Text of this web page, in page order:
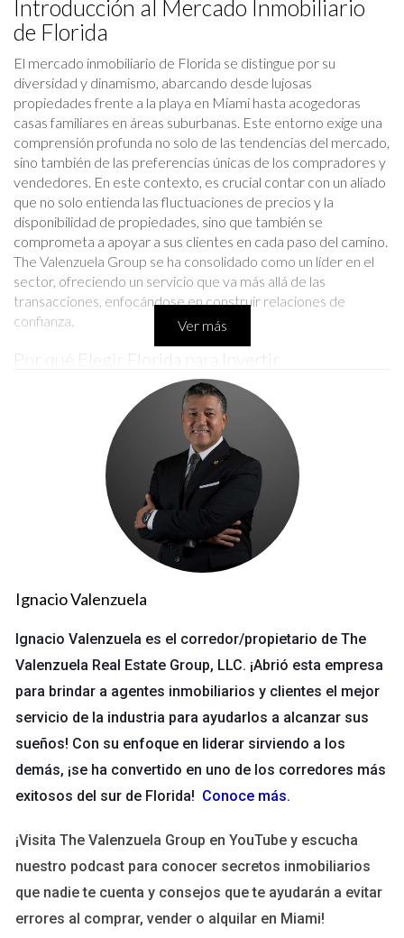
Introducción al Mercado Inmobiliario
de Florida
El mercado inmobiliario de Florida se distingue por su
diversidad y dinamismo, abarcando desde lujosas
propiedades frente a la playa en Miami hasta acogedoras
casas familiares en áreas suburbanas. Este entorno exige una
comprensión profunda no solo de las tendencias del mercado,
sino también de las preferencias únicas de los compradores y
vendedores. En este contexto, es crucial contar con un aliado
que no solo entienda las fluctuaciones de precios y la
disponibilidad de propiedades, sino que también se
comprometa a apoyar a sus clientes en cada paso del camino.
The Valenzuela Group se ha consolidado como un líder en el
sector, ofreciendo un servicio que va más allá de las
transacciones, enfocándose en construir relaciones de
confianza.
Por qué Elegir Florida para Invertir
Florida es un destino atractivo para inversores tanto
nacionales como internacionales. Además de su clima cálido y
sus hermosas playas, el estado cuenta con una economía
robusta y un crecimiento demográfico constante. Algunos de
los beneficios incluyen:
Flujo constante de turistas y nuevos residentes.
Oportunidades en mercados emergentes.
Viviendas a precios competitivos en comparación con
otros estados.
Servicios Ofrecidos por The Valenzuela
Group
The Valenzuela Group no solo se dedica a facilitar la compra y
venta de propiedades; se especializa en ofrecer un servicio
integral que cubre todas las necesidades de sus clientes.
Desde el primer contacto hasta el cierre de la transacción, el
enfoque del grupo es personalizado y adaptado a las
circunstancias individuales de cada cliente. Algunos de los
servicios destacados incluyen:
Asesoría en la compra y venta de bienes raíces.
Servicios de marketing personalizados para
Evaluaciones de mercado y asesoramiento en precios.
Asistencia legal y financiera durante el proceso de
compra.
Un Enfoque Centrado en el Cliente
Ver más
Ignacio Valenzuela
Ignacio Valenzuela es el corredor/propietario de The
Valenzuela Real Estate Group, LLC. ¡Abrió esta empresa
para brindar a agentes inmobiliarios y clientes el mejor
servicio de la industria para ayudarlos a alcanzar sus
sueños! Con su enfoque en liderar sirviendo a los
demás, ¡se ha convertido en uno de los corredores más
exitosos del sur de Florida! Conoce más.
¡Visita The Valenzuela Group en YouTube y escucha
nuestro podcast para conocer secretos inmobiliarios
que nadie te cuenta y consejos que te ayudarán a evitar
errores al comprar, vender o alquilar en Miami!